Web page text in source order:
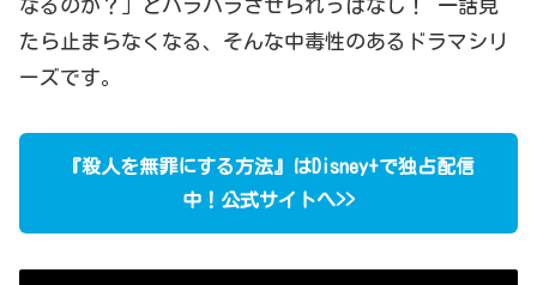
なるのか？」とハラハラさせられっぱなし！ 一話見
たら止まらなくなる、そんな中毒性のあるドラマシリ
ーズです。
『殺人を無罪にする方法』はDisney+で独占配信
中！公式サイトへ>>